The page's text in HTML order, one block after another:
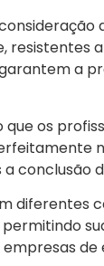
resistentes
a
os
conclusão
diferentes